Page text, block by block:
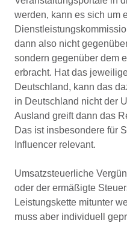
werden, kann es sich um
dann also nicht
sondern gegenüber dem
erbracht. Hat das
Deutschland, kann das
in Deutschland nicht der
Ausland greift dann das
Das ist insbesondere für
Influencer relevant.
Umsatzsteuerliche
oder der ermäßigte
Leistungskette mitunter
muss aber individuell